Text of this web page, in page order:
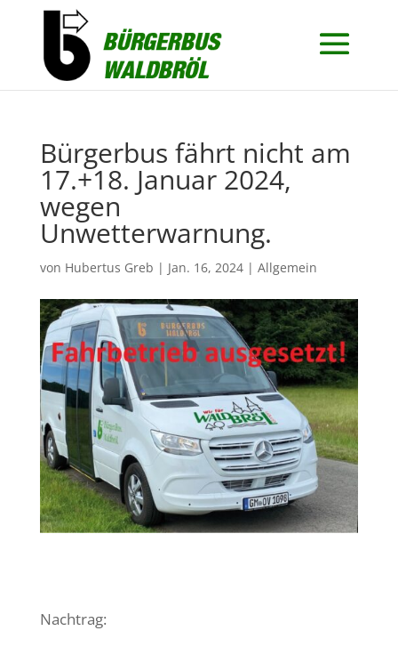
Bürgerbus fährt nicht am
17.+18. Januar 2024,
wegen
Unwetterwarnung.
von Hubertus Greb | Jan. 16, 2024| Allgemein
Nachtrag: